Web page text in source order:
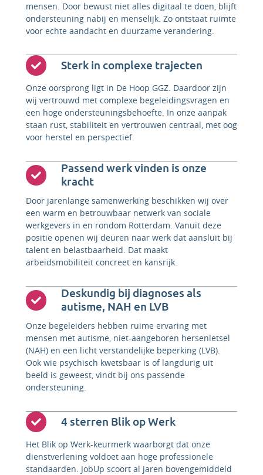
mensen. Door bewust niet alles digitaal te doen, blijft
ondersteuning nabij en menselijk. Zo ontstaat ruimte
voor echte aandacht en duurzame verandering.
Sterk in complexe trajecten
Onze oorsprong ligt in De Hoop GGZ. Daardoor zijn
wij vertrouwd met complexe begeleidingsvragen en
een hoge ondersteuningsbehoefte. In onze aanpak
staan rust, stabiliteit en vertrouwen centraal, met oog
voor herstel en perspectief.
Passend werk vinden is onze
kracht
Door jarenlange samenwerking beschikken wij over
een warm en betrouwbaar netwerk van sociale
werkgevers in en rondom Rotterdam. Vanuit deze
positie openen wij deuren naar werk dat aansluit bij
talent en belastbaarheid. Dat maakt
arbeidsmobiliteit concreet en kansrijk.
Deskundig bij diagnoses als
autisme, NAH en LVB
Onze begeleiders hebben ruime ervaring met
mensen met autisme, niet-aangeboren hersenletsel
(NAH) en een licht verstandelijke beperking (LVB).
Ook wie psychisch kwetsbaar is of langdurig uit
beeld is geweest, vindt bij ons passende
ondersteuning.
4 sterren Blik op Werk
Het Blik op Werk-keurmerk waarborgt dat onze
dienstverlening voldoet aan hoge professionele
standaarden. JobUp scoort al jaren bovengemiddeld